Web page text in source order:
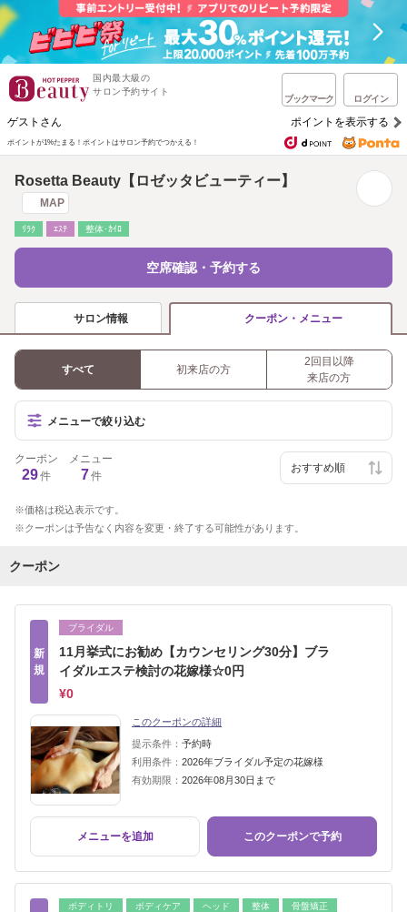
国内最大級の
サロン予約サイト
ブックマーク ログイン
ゲストさん ポイントを表示する
ポイントが1%たまる！ ポイントはサロン予約でつかえる！
Rosetta Beauty【ロゼッタビューティー】
MAP
ﾘﾗｸ ｴｽﾃ 整体･ｶｲﾛ
空席確認・予約する
サロン情報 クーポン・メニュー
すべて 初来店の方
2回目以降
来店の方
メニューで絞り込む
クーポン
29件
メニュー
7件
価格は税込表示です。
クーポンは予告なく内容を変更・終了する可能性があります。
クーポン
新
規
ブライダル
11月挙式にお勧め【カウンセリング30分】ブラ
イダルエステ検討の花嫁様☆0円
¥0
このクーポンの詳細
提示条件： 予約時
利用条件： 2026年ブライダル予定の花嫁様
有効期限： 2026年08月30日まで
メニューを追加 このクーポンで予約
ボディトリ ボディケア ヘッド 整体
骨盤矯正